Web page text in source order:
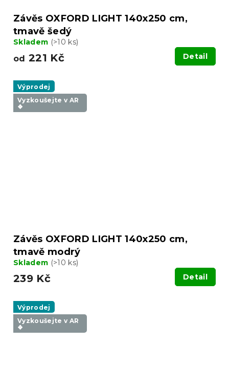
Závěs OXFORD LIGHT 140x250 cm,
tmavě šedý
Skladem (>10 ks)
od 221 Kč Detail
Výprodej
Vyzkoušejte v AR
❖
Závěs OXFORD LIGHT 140x250 cm,
tmavě modrý
Skladem (>10 ks)
239 Kč Detail
Výprodej
Vyzkoušejte v AR
❖